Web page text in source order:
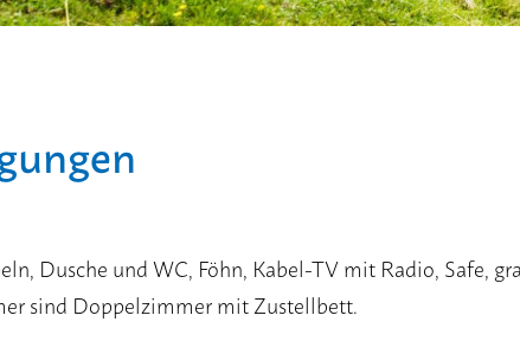
Dusche und WC, Föhn, Kabel-TV mit Radio, Safe,
sind Doppelzimmer mit Zustellbett.